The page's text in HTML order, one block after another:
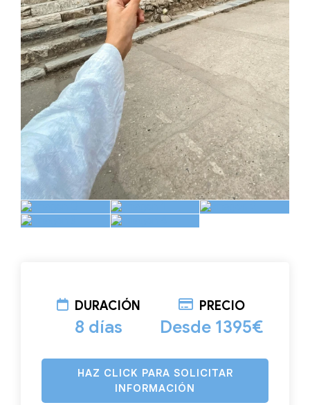
DURACIÓN
8 días
PRECIO
Desde 1395€
HAZ CLICK PARA SOLICITAR
INFORMACIÓN